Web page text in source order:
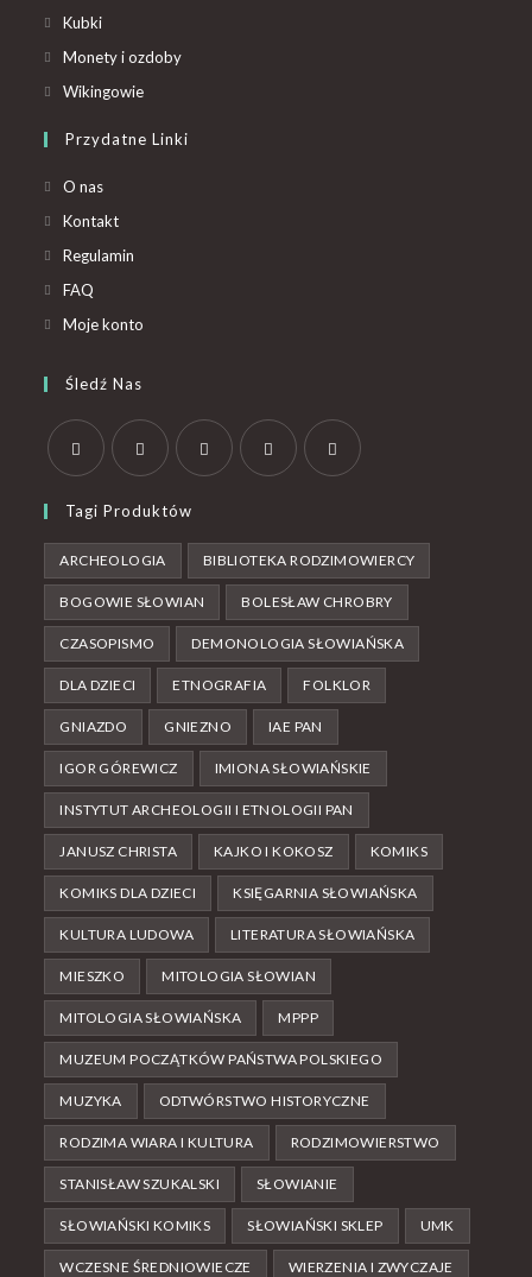
Kubki
Monety i ozdoby
Wikingowie
Przydatne Linki
O nas
Kontakt
Regulamin
FAQ
Moje konto
Śledź Nas
Tagi Produktów
ARCHEOLOGIA BIBLIOTEKA RODZIMOWIERCY
BOGOWIE SŁOWIAN BOLESŁAW CHROBRY
CZASOPISMO DEMONOLOGIA SŁOWIAŃSKA
DLA DZIECI ETNOGRAFIA FOLKLOR
GNIAZDO GNIEZNO IAE PAN
IGOR GÓREWICZ IMIONA SŁOWIAŃSKIE
INSTYTUT ARCHEOLOGII I ETNOLOGII PAN
JANUSZ CHRISTA KAJKO I KOKOSZ KOMIKS
KOMIKS DLA DZIECI KSIĘGARNIA SŁOWIAŃSKA
KULTURA LUDOWA LITERATURA SŁOWIAŃSKA
MIESZKO MITOLOGIA SŁOWIAN
MITOLOGIA SŁOWIAŃSKA MPPP
MUZEUM POCZĄTKÓW PAŃSTWA POLSKIEGO
MUZYKA ODTWÓRSTWO HISTORYCZNE
RODZIMA WIARA I KULTURA RODZIMOWIERSTWO
STANISŁAW SZUKALSKI SŁOWIANIE
SŁOWIAŃSKI KOMIKS SŁOWIAŃSKI SKLEP UMK
WCZESNE ŚREDNIOWIECZE WIERZENIA I ZWYCZAJE